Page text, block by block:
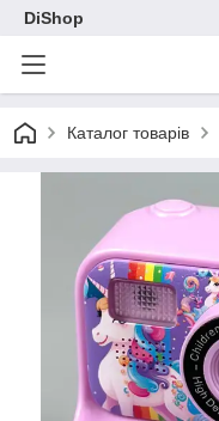
DiShop
Каталог товарів